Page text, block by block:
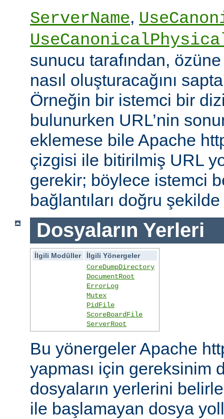
ServerName,
sunucu tarafından,
nasıl oluşturacağını
Örneğin bir istemci bir
bulunurken URL’nin
eklemese bile Apache
çizgisi ile bitirilmiş URL
gerekir; böylece istemci
bağlantıları doğru
Dosyaların Yerleri
İlgili Modüller
İlgili Yönergeler
CoreDumpDirectory
DocumentRoot
ErrorLog
Mutex
PidFile
ScoreBoardFile
ServerRoot
Bu yönergeler Apache
yapması için gereksinim
dosyaların yerlerini
ile başlamayan dosya